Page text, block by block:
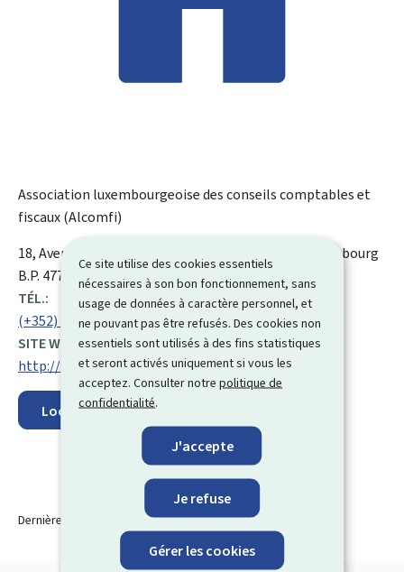
Ce site utilise des cookies essentiels
nécessaires à son bon fonctionnement, sans
usage de données à caractère personnel, et
ne pouvant pas être refusés. Des cookies non
essentiels sont utilisés à des fins statistiques
et seront activés uniquement si vous les
acceptez. Consulter notrepolitique de
confidentialité.
J'accepte
Je refuse
Gérer les cookies
Association luxembourgeoise des conseils comptables et
fiscaux (Alcomfi)
ADRESSE
:
18, Avenue Marie-Thérèse
Luxembourg
B.P. 477, L-2014
TÉL.:
(+352) 78 88 75
SITE WEB :
http://www.alcomfi.lu
Localisez sur la carte
Dernière modification le30.03.2026